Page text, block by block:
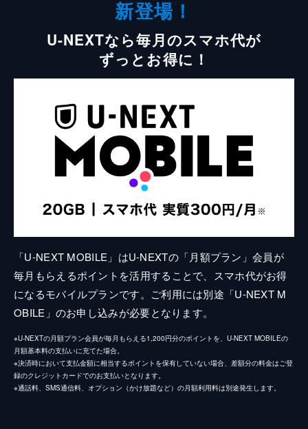
新登場！
U-NEXTなら毎月のスマホ代が
ずっとお得に！
「U-NEXT MOBILE」はU-NEXTの「月額プラン」会員が
毎月もらえるポイントを活用することで、スマホ代がお得
になるモバイルプランです。ご利用には別途「U-NEXT M
OBILE」のお申し込みが必要となります。
※U-NEXTの月額プラン会員が毎月もらえる1,200円分のポイントを、U-NEXT MOBILEの
月額基本料の支払いに充てた場合。
※決済時において支払金額に相当するポイントを保有していない場合、差額分の料金はご登
録のクレジットカードでのお支払いとなります。
※通話料、SMS通信料、オプション（かけ放題など）の月額利用料は別途発生します。